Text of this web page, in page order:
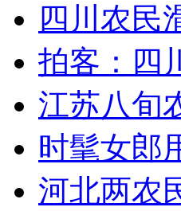
安徽一实载49人客车翻车
走！跟着总书记去植树
消防员救轻生者 花炮节
四川农民
拍客：四
江苏八旬
时髦女郎
河北两农